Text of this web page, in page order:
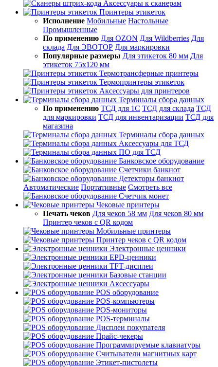
Аксессуары к сканерам
Принтеры этикеток
Исполнение Мобильные Настольные
Промышленные
По применению Для OZON Для Wildberries Для
склада Для ЭВОТОР Для маркировки
Популярные размеры Для этикеток 80 мм Для
этикеток 75х120 мм
Термотрансферные принтеры
Термопринтеры этикеток
Аксессуары для принтеров
Терминалы сбора данных
По применению ТСД для 1С ТСД для склада ТСД
для маркировки ТСД для инвентаризации ТСД для
магазина
Терминалы сбора данных
Аксессуары для ТСД
ПО для ТСД
Банковское оборудование
Счетчики банкнот
Детекторы банкнот
Автоматические Портативные Смотреть все
Счетчик монет
Чековые принтеры
Печать чеков Для чеков 58 мм Для чеков 80 мм
Принтер чеков с QR кодом
Мобильные принтеры
Принтер чеков с QR кодом
Электронные ценники
EPD-ценники
TFT-дисплеи
Базовые станции
Аксессуары
POS оборудование
POS-компьютеры
POS-мониторы
POS-терминалы
Дисплеи покупателя
Прайс-чекеры
Программируемые клавиатуры
Считыватели магнитных карт
Этикет-пистолеты